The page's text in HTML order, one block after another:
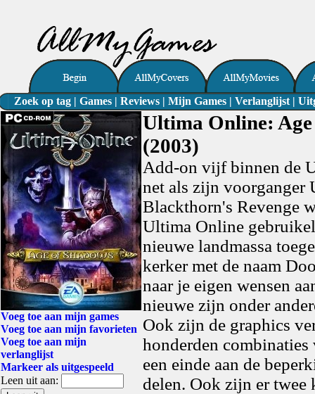
Zoek op tag | Games | Reviews | Mijn Games | Verlanglijst |
Voeg toe aan mijn games
Voeg toe aan mijn favorieten
Voeg toe aan mijn
verlanglijst
Markeer als uitgespeeld
Leen uit aan:
Ultima Online: Age
(2003)
Add-on vijf binnen de
net als zijn
Blackthorn's Revenge
Ultima Online
nieuwe landmassa
kerker met de naam
naar je eigen wensen
nieuwe zijn onder
Ook zijn de graphics
honderden
een einde aan de
delen. Ook zijn er twee